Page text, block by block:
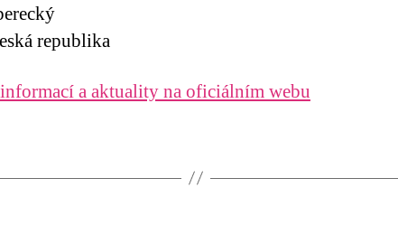
republika
a aktuality na oficiálním webu